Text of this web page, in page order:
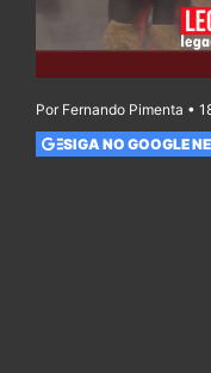
Por Fernando Pimenta •
SIGA NO GOOGLE